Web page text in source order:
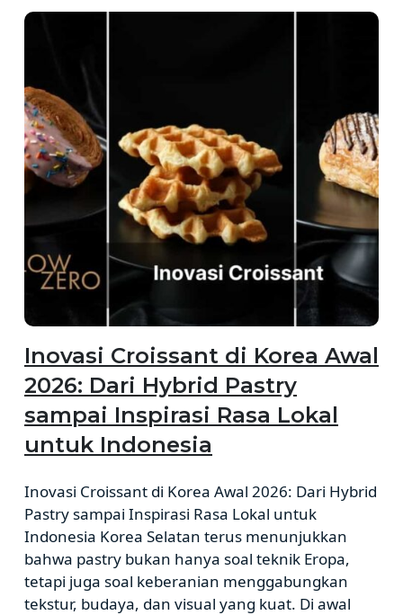
Inovasi Croissant di Korea Awal
2026: Dari Hybrid Pastry
sampai Inspirasi Rasa Lokal
untuk Indonesia
Inovasi Croissant di Korea Awal 2026: Dari Hybrid
Pastry sampai Inspirasi Rasa Lokal untuk
Indonesia Korea Selatan terus menunjukkan
bahwa pastry bukan hanya soal teknik Eropa,
tetapi juga soal keberanian menggabungkan
tekstur, budaya, dan visual yang kuat. Di awal